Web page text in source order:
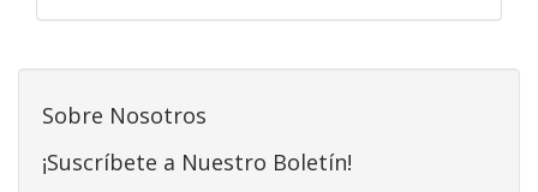
Sobre Nosotros
¡Suscríbete a Nuestro Boletín!